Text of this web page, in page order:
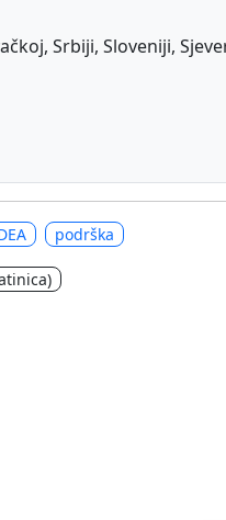
Srbiji, Sloveniji,
podrška